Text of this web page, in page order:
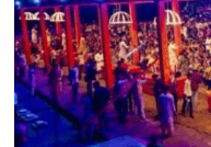
लिए
बेहतर
वातावरण
तैयार
करने
मुख्यमंत्री
खेल